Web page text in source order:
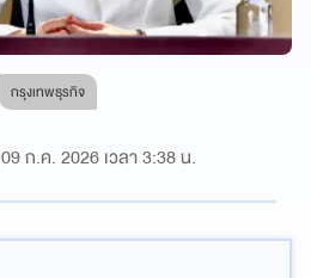
กรุงเทพธุรกิจ
09 ก.ค. 2026 เวลา 3:38 น.